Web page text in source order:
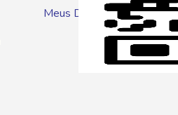
Meus Descontos